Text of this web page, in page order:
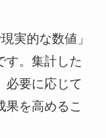
実的な数値」
す。集計した
必要に応じて
果を高めるこ